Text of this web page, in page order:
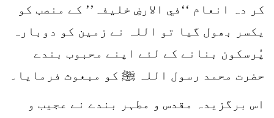
کر دہ انعام ‘‘في الارضِ خلیفہ’’ کے منصب کو
یکسر بھول گیا تو اللہ نے زمین کو دوبارہ
پُرسکون بنانے کے لئے اپنے محبوب بندے
حضرت محمد رسول اللہ ﷺ کو مبعوث فرمایا۔
اس برگزیدہ مقدس و مطہر بندے نے عجیب و